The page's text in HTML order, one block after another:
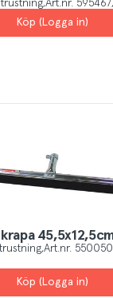
Art.nr. 595467
Köp (Logga in)
Art.nr. 550050
Köp (Logga in)
Just
like
Our
cookies
give
the
best
experience
possible,